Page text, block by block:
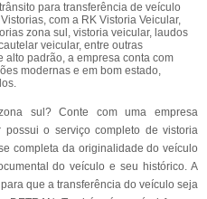
para transferência de veículo
com a RK Vistoria Veicular,
zona sul, vistoria veicular, laudos
veicular, entre outras
alto padrão, a empresa conta com
modernas e em bom estado,
sul? Conte com uma empresa
o serviço completo de vistoria
completa da originalidade do veículo
do veículo e seu histórico. A
que a transferência do veículo seja